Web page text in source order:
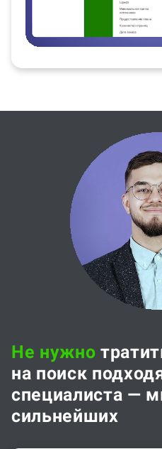
Не нужно
на поиск
специалиста —
сильнейших